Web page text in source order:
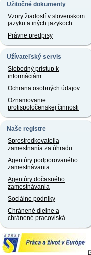
Užitočné dokumenty
Vzory žiadostí v slovenskom
jazyku a iných jazykoch
Právne predpisy
Užívateľský servis
Slobodný prístup k
informáciám
Ochrana osobných údajov
Oznamovanie
protispoločenskej činnosti
Naše registre
Sprostredkovatelia
zamestnania za úhradu
Agentúry podporovaného
zamestnávania
Agentúry dočasného
zamestnávania
Sociálne podniky
Chránené dielne a
chránené pracoviská